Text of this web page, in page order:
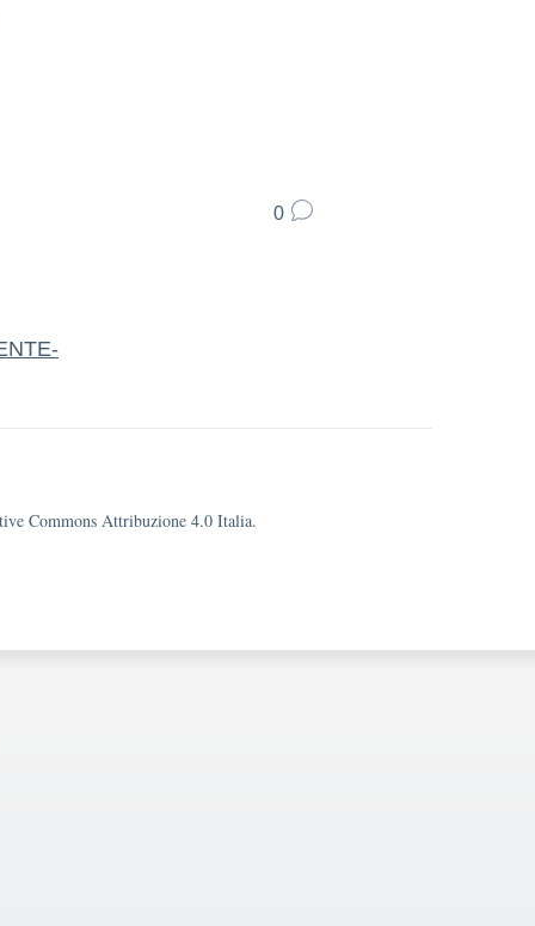
0
Commons Attribuzione 4.0 Italia.